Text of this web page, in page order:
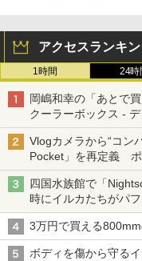
アクセスランキ
1時間 24時
岡嶋和幸の「あとで
クーラーボックス -
Vlogカメラから“コン
Pocket」を再定義 ポ
四国水族館で「
時にイルカたちがパ
3万円で買える
ボディを傷から守る